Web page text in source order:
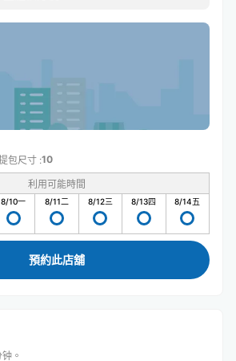
包尺寸 :10
利用可能時間
8/10一 8/11二 8/12三 8/13四 8/14五
預約此店舖
。